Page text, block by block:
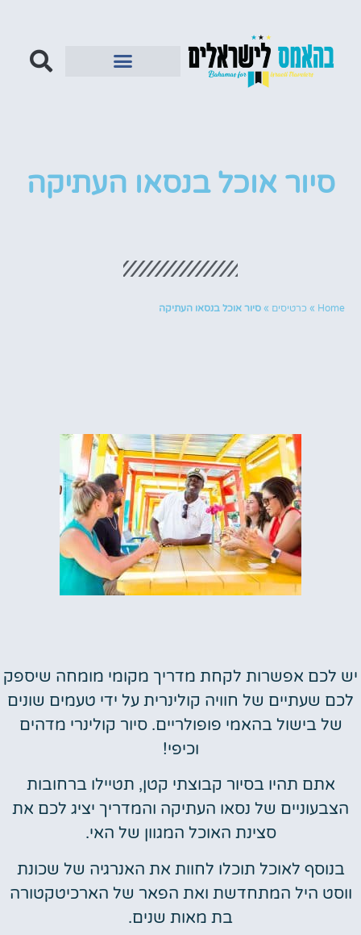
סיור אוכל בנסאו העתיקה
Home
» כרטיסים » סיור אוכל בנסאו העתיקה
יש לכם אפשרות לקחת מדריך מקומי מומחה שיספק
לכם שעתיים של חוויה קולינרית על ידי טעמים שונים
של בישול בהאמי פופולריים. סיור קולינרי מדהים
וכיפי!
אתם תהיו בסיור קבוצתי קטן, תטיילו ברחובות
הצבעוניים של נסאו העתיקה והמדריך יציג לכם את
סצינת האוכל המגוון של האי.
בנוסף לאוכל תוכלו לחוות את האנרגיה של שכונת
ווסט היל המתחדשת ואת הפאר של הארכיטקטורה
בת מאות שנים.